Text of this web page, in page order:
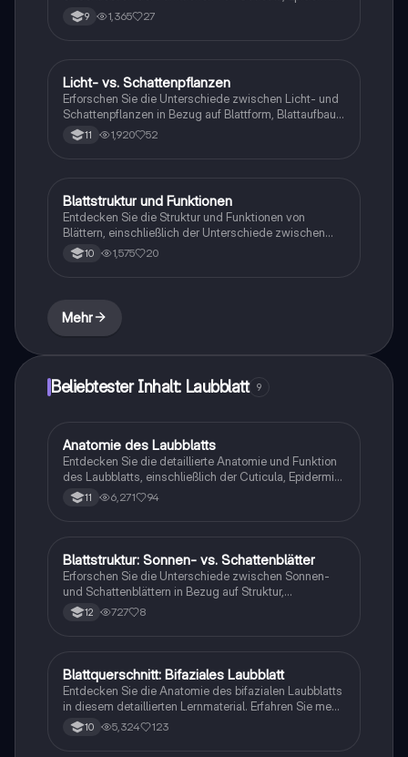
Chloroplasten, Palisaden- und Schwamparenchym
sowie Stomata. Diese Zusammenfassung bietet einen
9 1,365 27
Biologie
Licht- vs. Schattenpflanzen
Erforschen Sie die Unterschiede zwischen Licht- und
Schattenpflanzen in Bezug auf Blattform, Blattaufbau,
Lichtkompensations- und Lichtsättigungspunkte.
Diese Zusammenfassung bietet Einblicke in die
Pflanzenwissenschaftler.
11 1,920 52
Biologie
Blattstruktur und Funktionen
Entdecken Sie die Struktur und Funktionen von
Blättern, einschließlich der Unterschiede zwischen
Sonnen- und Schattenblättern. Diese
Zusammenfassung behandelt die wichtigsten
Rolle in der Photosynthese und dem Gasaustausch.
Ideal für Biologiestudenten.
10 1,575 20
Mehr
Beliebtester Inhalt: Laubblatt 9
Biologie
Anatomie des Laubblatts
Entdecken Sie die detaillierte Anatomie und Funktion
des Laubblatts, einschließlich der Cuticula, Epidermis,
Palisaden- und Schwammparenchym sowie der
Spaltöffnungen. Diese Zusammenfassung bietet eine
dem Gasaustausch. Ideal für Studierende der Botanik
und Pflanzenbiologie.
11 6,271 94
Biologie
Blattstruktur: Sonnen- vs. Schattenblätter
Erforschen Sie die Unterschiede zwischen Sonnen-
und Schattenblättern in Bezug auf Struktur,
Morphologie und ihre Rolle in der Fotosynthese. Diese
Zusammenfassung behandelt die
für Biologiestudenten, die die Anpassungen von
Pflanzen an unterschiedliche Lichtverhältnisse
verstehen möchten.
12 727 8
Biologie
Blattquerschnitt: Bifaziales Laubblatt
Entdecken Sie die Anatomie des bifazialen Laubblatts
in diesem detaillierten Lernmaterial. Erfahren Sie mehr
über die Funktionen der Cuticula, Epidermis,
Palisadengewebe, Schwammgewebe, Stomata und
10 5,324 123